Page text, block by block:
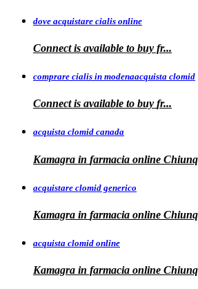
dove acquistare cialis online
Connect is available to buy fr...
comprare cialis in modenaacquista clomid
Connect is available to buy fr...
acquista clomid canada
Kamagra in farmacia online
acquistare clomid generico
Kamagra in farmacia online
acquista clomid online
Kamagra in farmacia online